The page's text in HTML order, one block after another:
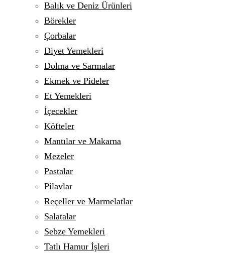
Balık ve Deniz Ürünleri
Börekler
Çorbalar
Diyet Yemekleri
Dolma ve Sarmalar
Ekmek ve Pideler
Et Yemekleri
İçecekler
Köfteler
Mantılar ve Makarna
Mezeler
Pastalar
Pilavlar
Reçeller ve Marmelatlar
Salatalar
Sebze Yemekleri
Tatlı Hamur İşleri